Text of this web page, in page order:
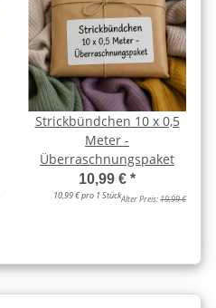
Strickbündchen 10 x 0,5
Meter -
Überraschnungspaket
10,99 € *
10,99 € pro 1 StückAlter Preis:19,99 €